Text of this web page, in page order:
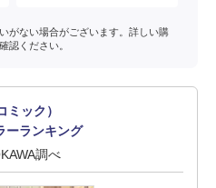
がない場合がございます。詳しい購
認ください。
ミック）
ーランキング
調べ